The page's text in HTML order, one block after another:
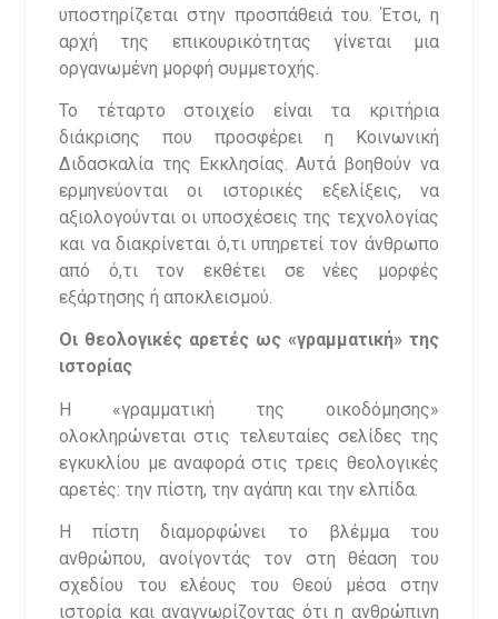
υποστηρίζεται στην προσπάθειά του. Έτσι, η
αρχή της επικουρικότητας γίνεται μια
οργανωμένη μορφή συμμετοχής.
Το τέταρτο στοιχείο είναι τα κριτήρια
διάκρισης που προσφέρει η Κοινωνική
Διδασκαλία της Εκκλησίας. Αυτά βοηθούν να
ερμηνεύονται οι ιστορικές εξελίξεις, να
αξιολογούνται οι υποσχέσεις της τεχνολογίας
και να διακρίνεται ό,τι υπηρετεί τον άνθρωπο
από ό,τι τον εκθέτει σε νέες μορφές
εξάρτησης ή αποκλεισμού.
Οι θεολογικές αρετές ως «γραμματική» της
ιστορίας
Η «γραμματική της οικοδόμησης»
ολοκληρώνεται στις τελευταίες σελίδες της
εγκυκλίου με αναφορά στις τρεις θεολογικές
αρετές: την πίστη, την αγάπη και την ελπίδα.
Η πίστη διαμορφώνει το βλέμμα του
ανθρώπου, ανοίγοντάς τον στη θέαση του
σχεδίου του ελέους του Θεού μέσα στην
ιστορία και αναγνωρίζοντας ότι η ανθρώπινη